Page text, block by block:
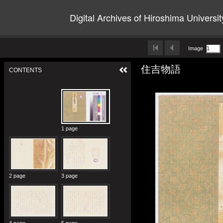
Digital Archives of Hiroshima